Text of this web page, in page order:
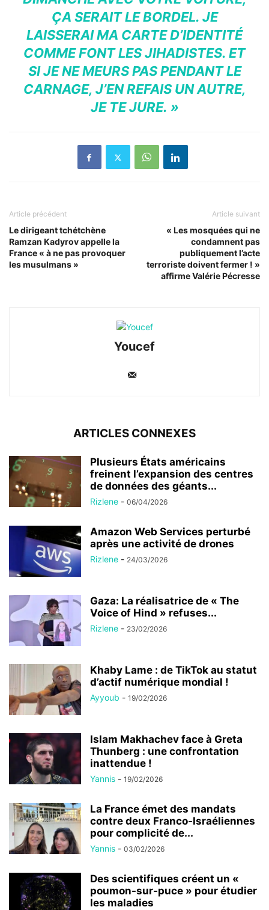
ÇA SERAIT LE BORDEL. JE
LAISSERAI MA CARTE D’IDENTITÉ
COMME FONT LES JIHADISTES. ET
SI JE NE MEURS PAS PENDANT LE
CARNAGE, J’EN REFAIS UN AUTRE,
JE TE JURE. »
Article précédent
Le dirigeant tchétchène
Ramzan Kadyrov appelle la
France « à ne pas provoquer
les musulmans »
Article suivant
« Les mosquées qui ne
condamnent pas
publiquement l’acte
terroriste doivent fermer ! »
affirme Valérie Pécresse
Youcef
ARTICLES CONNEXES
Plusieurs États américains
freinent l’expansion des centres
de données des géants...
Rizlene - 06/04/2026
Amazon Web Services perturbé
après une activité de drones
Rizlene - 24/03/2026
Gaza: La réalisatrice de « The
Voice of Hind » refuses...
Rizlene - 23/02/2026
Khaby Lame : de TikTok au statut
d’actif numérique mondial !
Ayyoub - 19/02/2026
Islam Makhachev face à Greta
Thunberg : une confrontation
inattendue !
Yannis - 19/02/2026
La France émet des mandats
contre deux Franco-Israéliennes
pour complicité de...
Yannis - 03/02/2026
Des scientifiques créent un «
poumon-sur-puce » pour étudier
les maladies